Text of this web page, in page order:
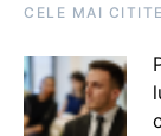
CELE MAI